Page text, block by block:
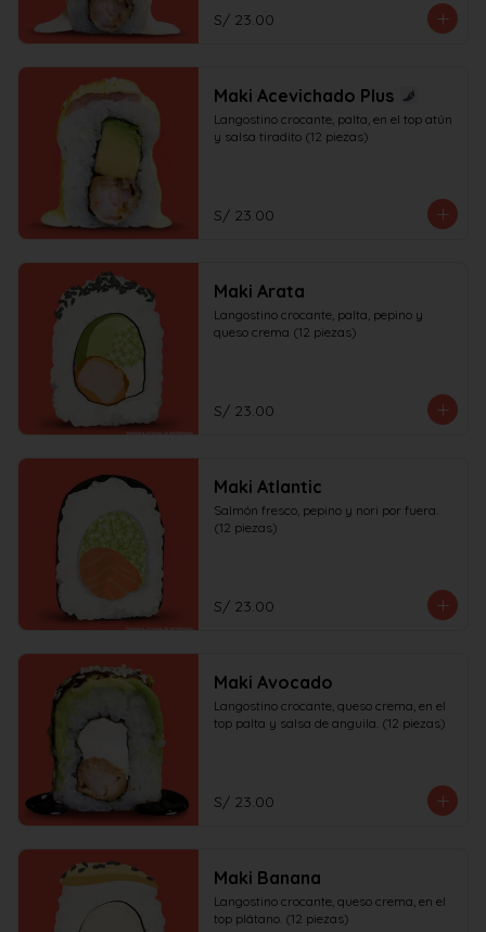
S/ 23.00
Maki Acevichado Plus
Langostino crocante, palta, en el top atún
y salsa tiradito (12 piezas)
S/ 23.00
Maki Arata
Langostino crocante, palta, pepino y
queso crema (12 piezas)
S/ 23.00
Maki Atlantic
Salmón fresco, pepino y nori por fuera.
(12 piezas)
S/ 23.00
Maki Avocado
Langostino crocante, queso crema, en el
top palta y salsa de anguila. (12 piezas)
S/ 23.00
Maki Banana
Langostino crocante, queso crema, en el
top plátano. (12 piezas)